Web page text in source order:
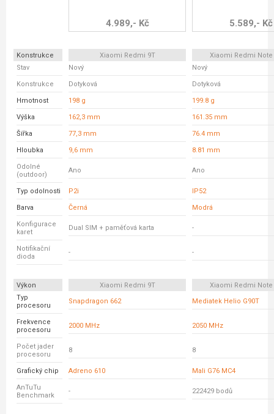
4.989,- Kč 5.589,- Kč
Konstrukce Xiaomi Redmi 9T
Xiaomi Redmi Note
Stav
Nový Nový
Konstrukce Dotyková Dotyková
Hmotnost 198 g 199.8 g
Výška 162,3 mm 161.35 mm
Šířka 77,3 mm 76.4 mm
Hloubka 9,6 mm 8.81 mm
Odolné
(outdoor)
Ano Ano
Typ odolnosti P2i IP52
Barva Černá Modrá
Konfigurace
karet
Dual SIM + paměťová karta -
Notifikační
dioda
- -
Výkon Xiaomi Redmi 9T
Xiaomi Redmi Note
Typ
procesoru
Snapdragon 662 Mediatek Helio G90T
Frekvence
procesoru
2000 MHz 2050 MHz
Počet jader
procesoru
8 8
Grafický chip Adreno 610 Mali G76 MC4
AnTuTu
Benchmark
- 222429 bodů